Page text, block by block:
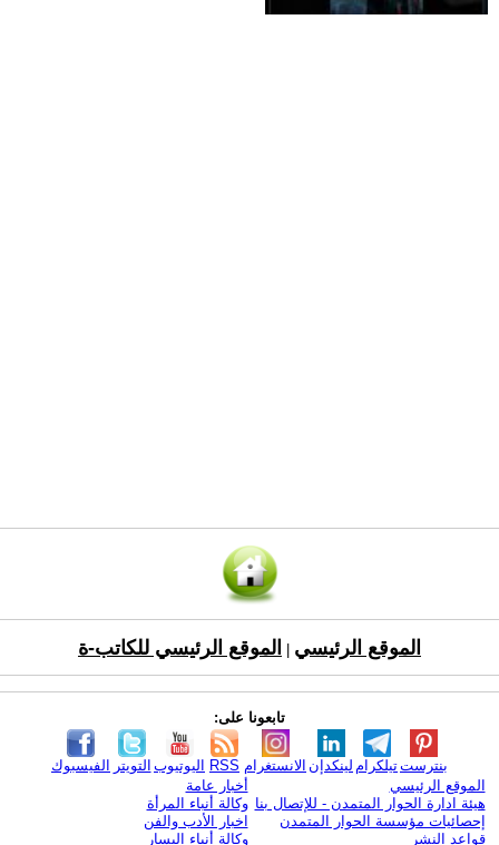
الموقع الرئيسي الموقع الرئيسي للكاتب-ة
تابعونا على:
الفيسبوك التويتر اليوتيوب RSS الانستغرام لينكدإن تيلكرامبنترست
الموقع الرئيسي
هيئة ادارة الحوار المتمدن - للإتصال بنا
إحصائيات مؤسسة الحوار المتمدن
قواعد النشر
أخبار عامة
وكالة أنباء المرأة
اخبار الأدب والفن
وكالة أنباء اليسار